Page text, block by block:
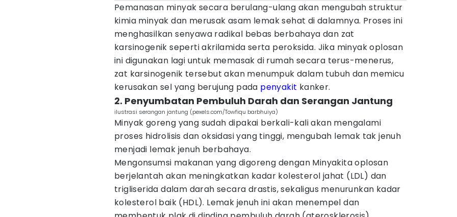
Pemanasan minyak secara berulang-ulang akan mengubah struktur
kimia minyak dan merusak asam lemak sehat di dalamnya. Proses ini
menghasilkan senyawa radikal bebas berbahaya dan zat
karsinogenik seperti akrilamida serta peroksida. Jika minyak oplosan
ini digunakan lagi untuk memasak di rumah secara terus-menerus,
zat karsinogenik tersebut akan menumpuk dalam tubuh dan memicu
kerusakan sel yang berujung pada penyakit kanker.
2. Penyumbatan Pembuluh Darah dan Serangan Jantung
ilustrasi serangan jantung (pexels.com/Towfiqu barbhuiya)
Minyak goreng yang sudah dipakai berkali-kali akan mengalami
proses hidrolisis dan oksidasi yang tinggi, mengubah lemak tak jenuh
menjadi lemak jenuh berbahaya.
Mengonsumsi makanan yang digoreng dengan Minyakita oplosan
berjelantah akan meningkatkan kadar kolesterol jahat (LDL) dan
trigliserida dalam darah secara drastis, sekaligus menurunkan kadar
kolesterol baik (HDL). Lemak jenuh ini akan menempel dan